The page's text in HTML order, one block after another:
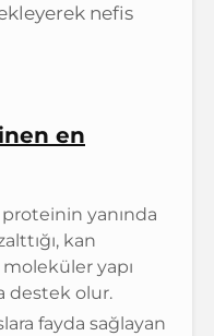
nefis
en
proteinin yanında
kan
moleküler yapı
destek olur.
fayda sağlayan